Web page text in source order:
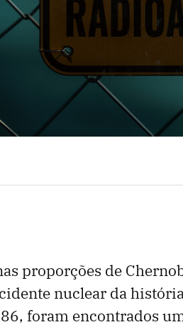
proporções de
nuclear da
foram encontrados